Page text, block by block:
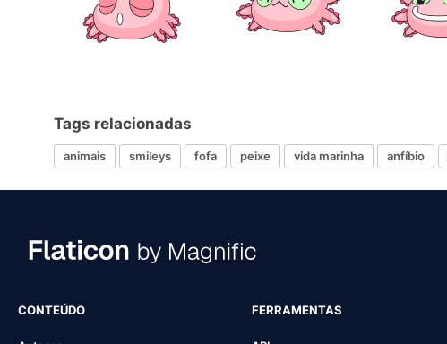
Tags relacionadas
animais smileys fofa peixe vida marinha anfíbio
CONTEÚDO FERRAMENTAS